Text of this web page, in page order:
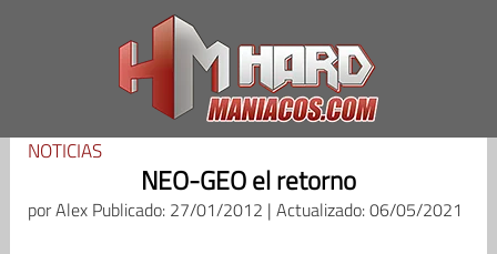
NOTICIAS
NEO-GEO el retorno
porAlex Publicado: 27/01/2012 | Actualizado: 06/05/2021